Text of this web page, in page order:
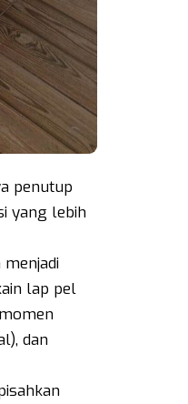
penutup
yang lebih
lap pel
dan